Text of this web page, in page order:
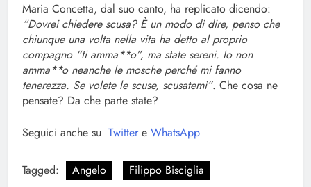
Maria Concetta, dal suo canto, ha replicato dicendo:
“Dovrei chiedere scusa? È un modo di dire, penso che
chiunque una volta nella vita ha detto al proprio
compagno “ti amma**o”, ma state sereni. Io non
amma**o neanche le mosche perché mi fanno
tenerezza. Se volete le scuse, scusatemi”. Che cosa ne
pensate? Da che parte state?
Seguici anche su Twitter e WhatsApp
Tagged: Angelo Filippo Bisciglia